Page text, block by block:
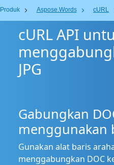
Produk Aspose.Words cURL
cURL API
JPG
Gabungkan
menggunakan
Gunakan alat baris
menggabungkan DOC